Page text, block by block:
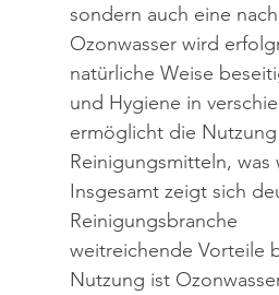
sondern auch eine
Ozonwasser wird
natürliche Weise
und Hygiene in
ermöglicht die
Reinigungsmitteln,
Insgesamt zeigt sich
Reinigungsbranche
weitreichende Vorteile
Nutzung ist